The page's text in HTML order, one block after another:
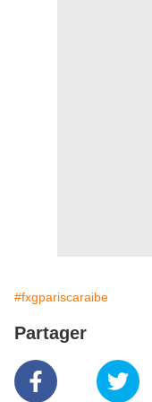
#fxgpariscaraibe
Partager